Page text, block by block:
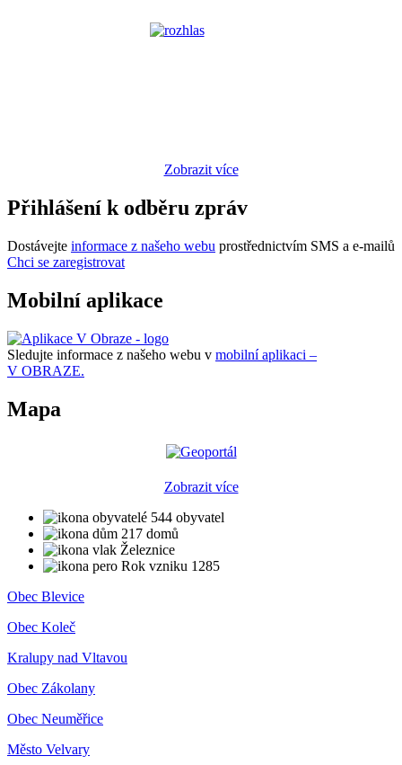
Zobrazit více
Přihlášení k odběru zpráv
Dostávejte informace z našeho webu prostřednictvím SMS a e-mailů
Chci se zaregistrovat
Mobilní aplikace
Sledujte informace z našeho webu v mobilní aplikaci –
V OBRAZE.
Mapa
Zobrazit více
544 obyvatel
217 domů
Železnice
Rok vzniku 1285
Obec Blevice
Obec Koleč
Kralupy nad Vltavou
Obec Zákolany
Obec Neuměřice
Město Velvary